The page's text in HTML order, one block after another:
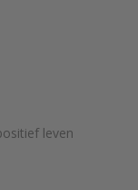
leven